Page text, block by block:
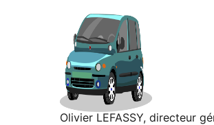
Olivier LEFASSY, directeur